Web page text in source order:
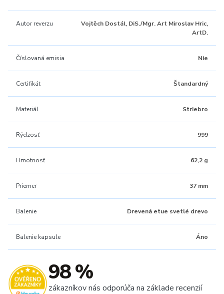
Autor reverzu
Vojtěch Dostál, DiS./Mgr. Art Miroslav Hric,
ArtD.
Číslovaná emisia Nie
Certifikát Štandardný
Materiál Striebro
Rýdzosť 999
Hmotnosť 62,2 g
Priemer 37 mm
Balenie Drevená etue svetlé drevo
Balenie kapsule Áno
98 %
zákazníkov nás odporúča na základe recenzií